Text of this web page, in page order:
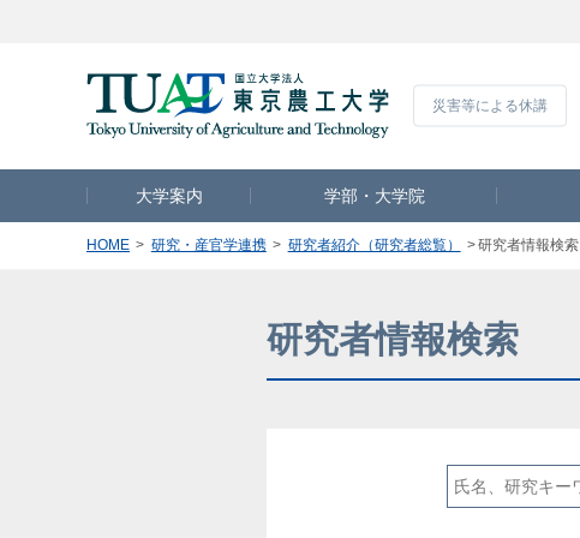
災害等による休講
大学案内 学部・大学院
HOME 研究・産官学連携 研究者紹介（研究者総覧） 研究者情報検索
研究者情報検索